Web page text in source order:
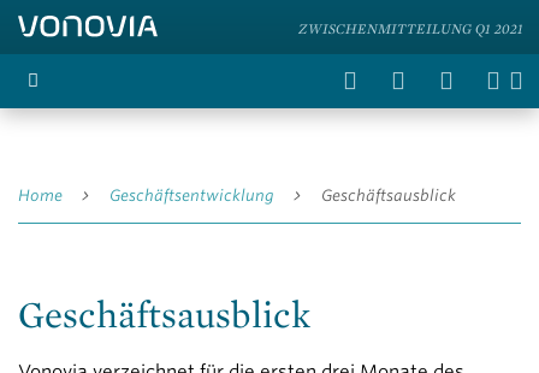
ZWISCHENMITTEILUNG Q1 2021
Home Geschäftsentwicklung Geschäftsausblick
Geschäftsausblick